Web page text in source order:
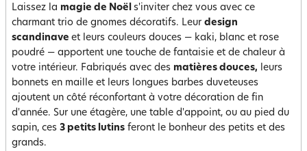
Laissez la magie de Noël s'inviter chez vous avec ce
charmant trio de gnomes décoratifs. Leur design
scandinave et leurs couleurs douces — kaki, blanc et rose
poudré — apportent une touche de fantaisie et de chaleur à
votre intérieur. Fabriqués avec des matières douces, leurs
bonnets en maille et leurs longues barbes duveteuses
ajoutent un côté réconfortant à votre décoration de fin
d'année. Sur une étagère, une table d'appoint, ou au pied du
sapin, ces 3 petits lutins feront le bonheur des petits et des
grands.